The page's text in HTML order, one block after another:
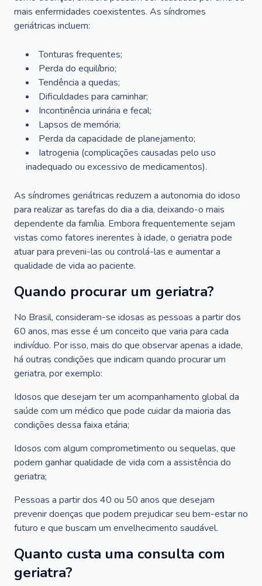
mais enfermidades coexistentes. As síndromes
geriátricas incluem:
Tonturas frequentes;
Perda do equilíbrio;
Tendência a quedas;
Dificuldades para caminhar;
Incontinência urinária e fecal;
Lapsos de memória;
Perda da capacidade de planejamento;
Iatrogenia (complicações causadas pelo uso
inadequado ou excessivo de medicamentos).
As síndromes geriátricas reduzem a autonomia do idoso
para realizar as tarefas do dia a dia, deixando-o mais
dependente da família. Embora frequentemente sejam
vistas como fatores inerentes à idade, o geriatra pode
atuar para preveni-las ou controlá-las e aumentar a
qualidade de vida ao paciente.
Quando procurar um geriatra?
No Brasil, consideram-se idosas as pessoas a partir dos
60 anos, mas esse é um conceito que varia para cada
indivíduo. Por isso, mais do que observar apenas a idade,
há outras condições que indicam quando procurar um
geriatra, por exemplo:
Idosos que desejam ter um acompanhamento global da
saúde com um médico que pode cuidar da maioria das
condições dessa faixa etária;
Idosos com algum comprometimento ou sequelas, que
podem ganhar qualidade de vida com a assistência do
geriatra;
Pessoas a partir dos 40 ou 50 anos que desejam
prevenir doenças que podem prejudicar seu bem-estar no
futuro e que buscam um envelhecimento saudável.
Quanto custa uma consulta com
geriatra?